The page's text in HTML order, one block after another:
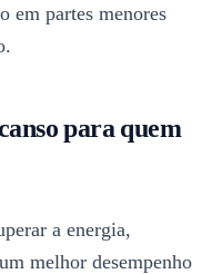
em partes menores
para quem
a energia,
melhor desempenho